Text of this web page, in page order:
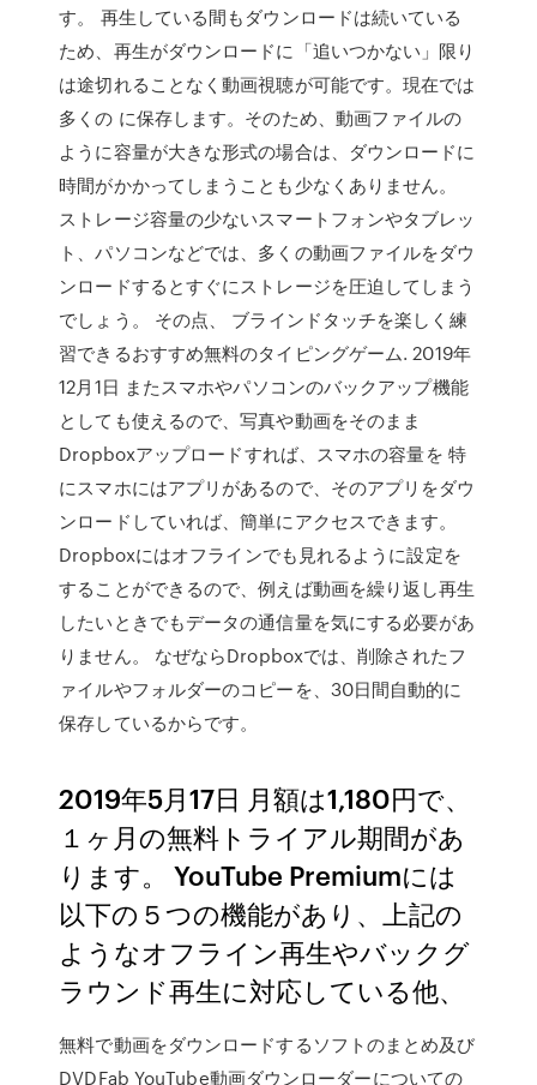
す。 再生している間もダウンロードは続いている
ため、再生がダウンロードに「追いつかない」限り
は途切れることなく動画視聴が可能です。現在では
多くの に保存します。そのため、動画ファイルの
ように容量が大きな形式の場合は、ダウンロードに
時間がかかってしまうことも少なくありません。
ストレージ容量の少ないスマートフォンやタブレッ
ト、パソコンなどでは、多くの動画ファイルをダウ
ンロードするとすぐにストレージを圧迫してしまう
でしょう。 その点、 ブラインドタッチを楽しく練
習できるおすすめ無料のタイピングゲーム. 2019年
12月1日 またスマホやパソコンのバックアップ機能
としても使えるので、写真や動画をそのまま
Dropboxアップロードすれば、スマホの容量を 特
にスマホにはアプリがあるので、そのアプリをダウ
ンロードしていれば、簡単にアクセスできます。
Dropboxにはオフラインでも見れるように設定を
することができるので、例えば動画を繰り返し再生
したいときでもデータの通信量を気にする必要があ
りません。 なぜならDropboxでは、削除されたフ
ァイルやフォルダーのコピーを、30日間自動的に
保存しているからです。
2019年5月17日 月額は1,180円で、
１ヶ月の無料トライアル期間があ
ります。 YouTube Premiumには
以下の５つの機能があり、上記の
ようなオフライン再生やバックグ
ラウンド再生に対応している他、
無料で動画をダウンロードするソフトのまとめ及び
DVDFab YouTube動画ダウンローダーについての